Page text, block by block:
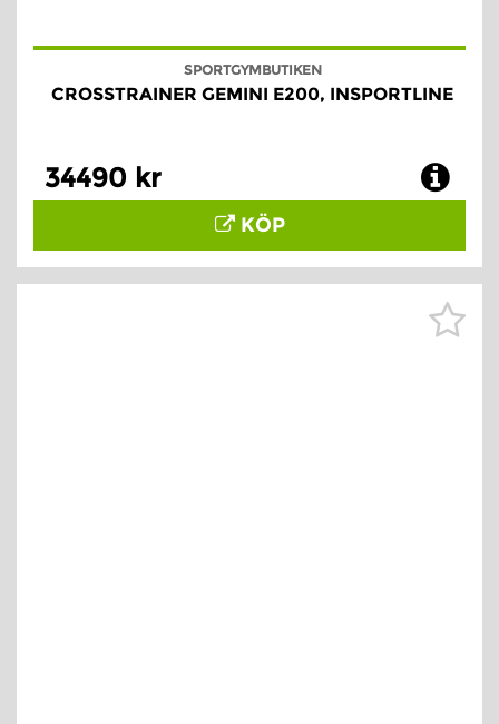
SPORTGYMBUTIKEN
CROSSTRAINER GEMINI E200, INSPORTLINE
34490 kr
KÖP